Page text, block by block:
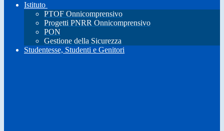
Istituto
PTOF Onnicomprensivo
Progetti PNRR Onnicomprensivo
PON
Gestione della Sicurezza
Studentesse, Studenti e Genitori